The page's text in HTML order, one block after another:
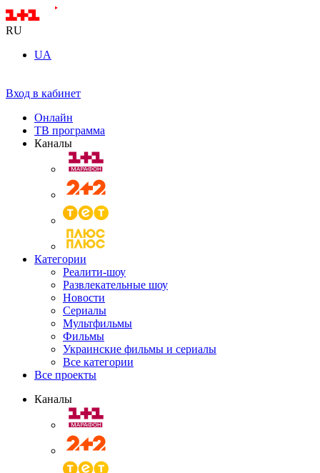
RU
UA
Вход в кабинет
Онлайн
ТВ программа
Каналы
Категории
Реалити-шоу
Развлекательные шоу
Новости
Сериалы
Мультфильмы
Фильмы
Украинские фильмы и сериалы
Все категории
Все проекты
Каналы